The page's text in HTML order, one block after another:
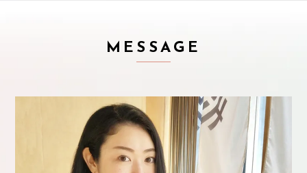
MESSAGE